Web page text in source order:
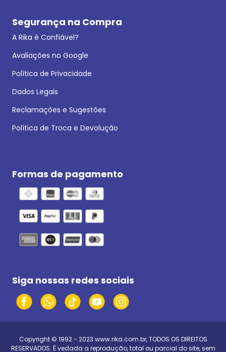
Segurança na Compra
A Rika é Confiável?
Avaliações no Google
Política de Privacidade
Dados Legais
Reclamações e Sugestões
Política de Troca e Devolução
Formas de pagamento
Siga nossas redes sociais
Copyright © 1992 - 2023 www.rika.com.br, TODOS OS DIREITOS
RESERVADOS. É vedada a reprodução, total ou parcial do site, sem